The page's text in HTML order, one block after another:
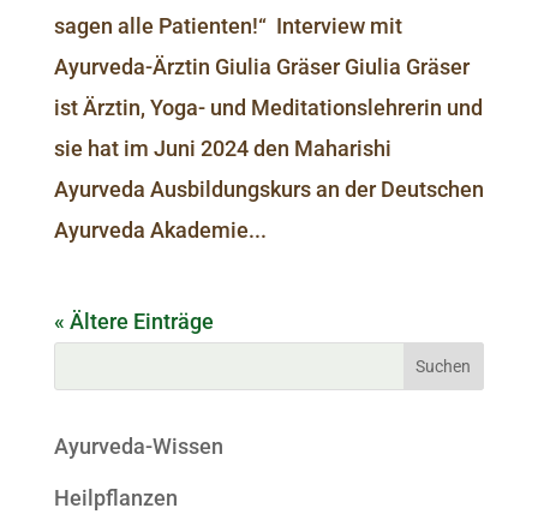
sagen alle Patienten!“ Interview mit
Ayurveda-Ärztin Giulia Gräser Giulia Gräser
ist Ärztin, Yoga- und Meditationslehrerin und
sie hat im Juni 2024 den Maharishi
Ayurveda Ausbil­dungs­kurs an der Deutschen
Ayurveda Akademie...
« Ältere Einträge
Ayurveda-Wissen
Heilpflanzen